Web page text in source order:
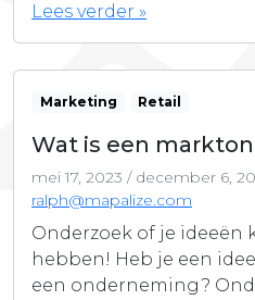
Lees verder »
Marketing Retail
Wat is een
mei 17, 2023 / december 6,
ralph@mapalize.com
Onderzoek of je ideeën
hebben! Heb je een
een onderneming?